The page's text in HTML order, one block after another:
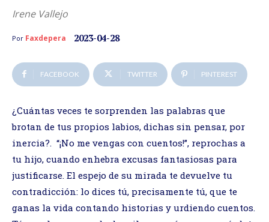
Irene Vallejo
Por Faxdepera 2023-04-28
FACEBOOK TWITTER PINTEREST
¿Cuántas veces te sorprenden las palabras que
brotan de tus propios labios, dichas sin pensar, por
inercia?. “¡No me vengas con cuentos!”, reprochas a
tu hijo, cuando enhebra excusas fantasiosas para
justificarse. El espejo de su mirada te devuelve tu
contradicción: lo dices tú, precisamente tú, que te
ganas la vida contando historias y urdiendo cuentos.